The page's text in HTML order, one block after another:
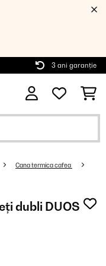
3 ani garanție
Cana termica cafea
dubli DUOS